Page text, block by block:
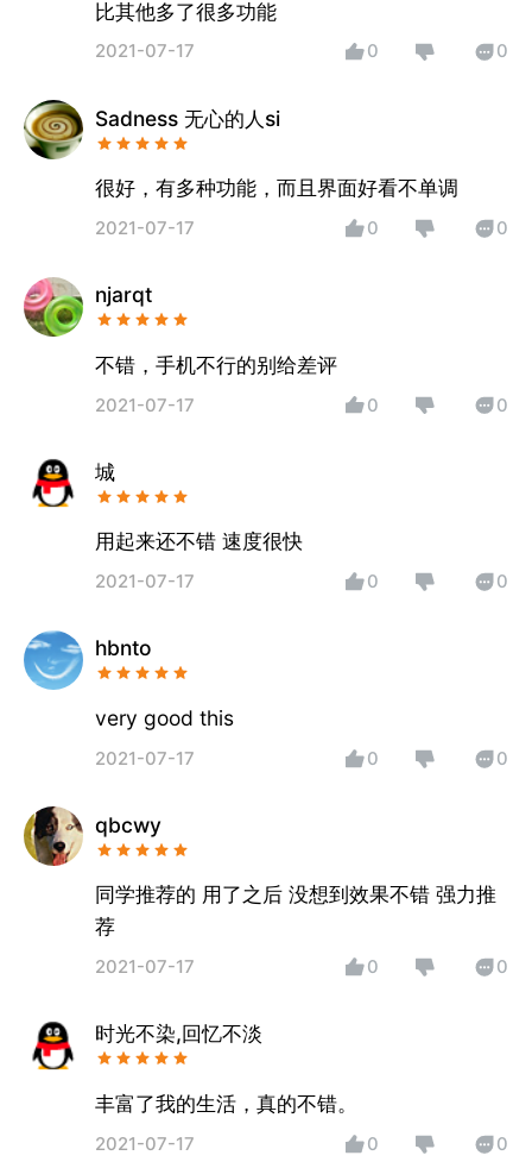
比其他多了很多功能
2021-07-17 0 0
Sadness 无心的人si
很好，有多种功能，而且界面好看不单调
2021-07-17 0 0
njarqt
不错，手机不行的别给差评
2021-07-17 0 0
城
用起来还不错 速度很快
2021-07-17 0 0
hbnto
very good this
2021-07-17 0 0
qbcwy
同学推荐的 用了之后 没想到效果不错 强力推
荐
2021-07-17 0 0
时光不染,回忆不淡
丰富了我的生活，真的不错。
2021-07-17 0 0